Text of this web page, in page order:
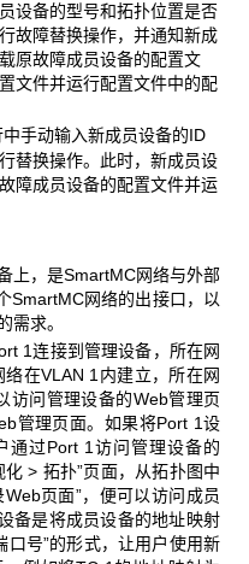
设备的型号和拓扑位置是否
故障替换操作，并通知新成
原故障成员设备的配置文
文件并运行配置文件中的配
手动输入新成员设备的ID
替换操作。此时，新成员设
障成员设备的配置文件并运
上，是SmartMC网络与外部
SmartMC网络的出接口，以
需求。
1连接到管理设备，所在网
在VLAN 1内建立，所在网
访问管理设备的Web管理页
管理页面。如果将Port 1设
通过Port 1访问管理设备的
> 拓扑”页面，从拓扑图中
页面”，便可以访问成员
备是将成员设备的地址映射
口号”的形式，让用户使用新